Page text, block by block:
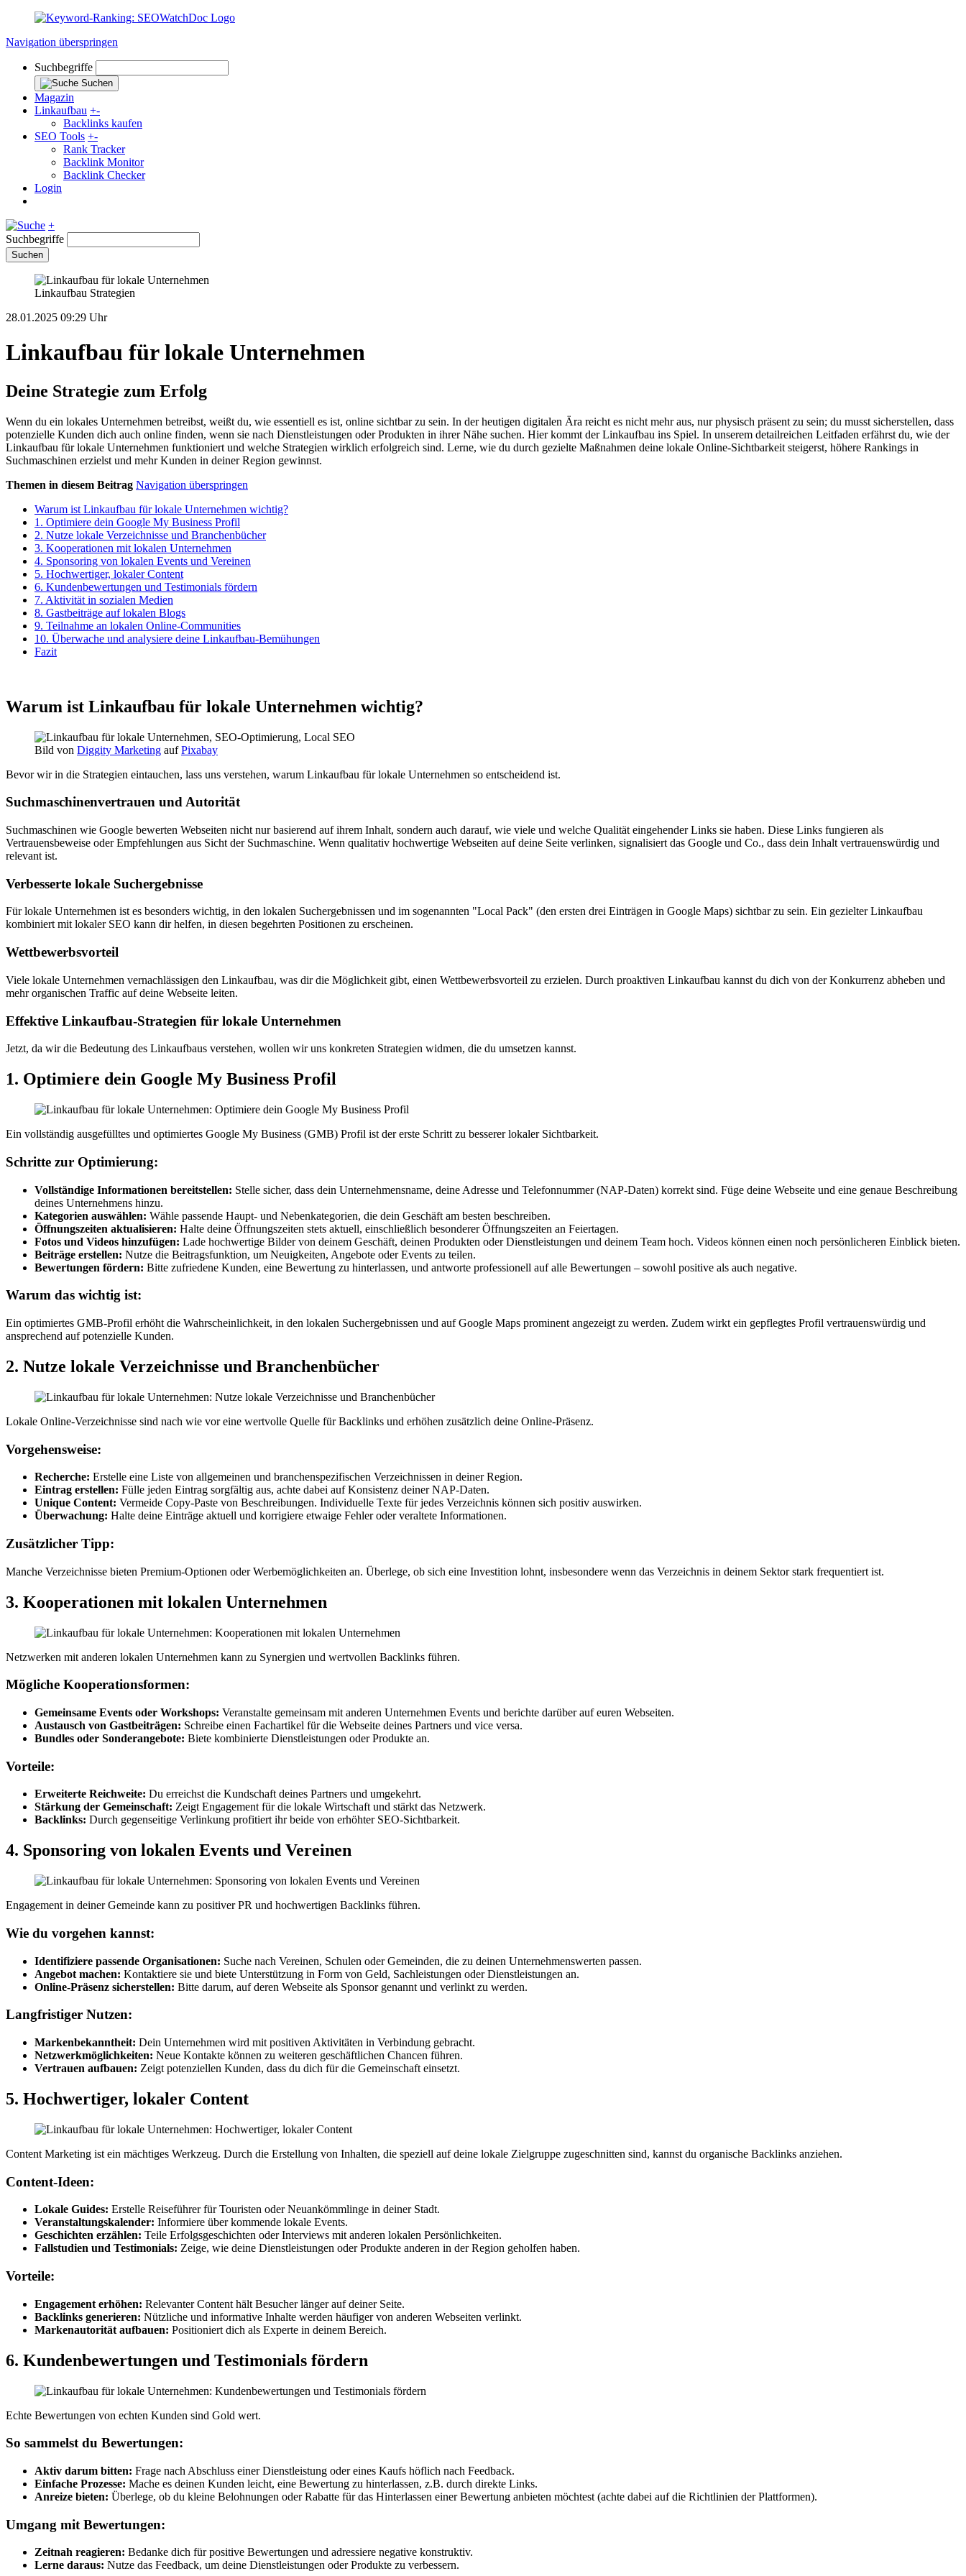
Navigation überspringen
Suchbegriffe
Suchen
Magazin
Linkaufbau +-
Backlinks kaufen
SEO Tools +-
Rank Tracker
Backlink Monitor
Backlink Checker
Login
+
Suchbegriffe
Suchen
Linkaufbau Strategien
28.01.2025 09:29 Uhr
Linkaufbau für lokale Unternehmen
Deine Strategie zum Erfolg
Wenn du ein lokales Unternehmen betreibst, weißt du, wie essentiell es ist, online sichtbar zu sein. In der heutigen digitalen Ära reicht es nicht mehr aus, nur physisch präsent zu sein; du musst sicherstellen, dass
potenzielle Kunden dich auch online finden, wenn sie nach Dienstleistungen oder Produkten in ihrer Nähe suchen. Hier kommt der Linkaufbau ins Spiel. In unserem detailreichen Leitfaden erfährst du, wie der
Linkaufbau für lokale Unternehmen funktioniert und welche Strategien wirklich erfolgreich sind. Lerne, wie du durch gezielte Maßnahmen deine lokale Online-Sichtbarkeit steigerst, höhere Rankings in
Suchmaschinen erzielst und mehr Kunden in deiner Region gewinnst.
Themen in diesem Beitrag Navigation überspringen
Warum ist Linkaufbau für lokale Unternehmen wichtig?
1. Optimiere dein Google My Business Profil
2. Nutze lokale Verzeichnisse und Branchenbücher
3. Kooperationen mit lokalen Unternehmen
4. Sponsoring von lokalen Events und Vereinen
5. Hochwertiger, lokaler Content
6. Kundenbewertungen und Testimonials fördern
7. Aktivität in sozialen Medien
8. Gastbeiträge auf lokalen Blogs
9. Teilnahme an lokalen Online-Communities
10. Überwache und analysiere deine Linkaufbau-Bemühungen
Fazit
Warum ist Linkaufbau für lokale Unternehmen wichtig?
Bild von Diggity Marketing aufPixabay
Bevor wir in die Strategien eintauchen, lass uns verstehen, warum Linkaufbau für lokale Unternehmen so entscheidend ist.
Suchmaschinenvertrauen und Autorität
Suchmaschinen wie Google bewerten Webseiten nicht nur basierend auf ihrem Inhalt, sondern auch darauf, wie viele und welche Qualität eingehender Links sie haben. Diese Links fungieren als
Vertrauensbeweise oder Empfehlungen aus Sicht der Suchmaschine. Wenn qualitativ hochwertige Webseiten auf deine Seite verlinken, signalisiert das Google und Co., dass dein Inhalt vertrauenswürdig und
relevant ist.
Verbesserte lokale Suchergebnisse
Für lokale Unternehmen ist es besonders wichtig, in den lokalen Suchergebnissen und im sogenannten "Local Pack" (den ersten drei Einträgen in Google Maps) sichtbar zu sein. Ein gezielter Linkaufbau
kombiniert mit lokaler SEO kann dir helfen, in diesen begehrten Positionen zu erscheinen.
Wettbewerbsvorteil
Viele lokale Unternehmen vernachlässigen den Linkaufbau, was dir die Möglichkeit gibt, einen Wettbewerbsvorteil zu erzielen. Durch proaktiven Linkaufbau kannst du dich von der Konkurrenz abheben und
mehr organischen Traffic auf deine Webseite leiten.
Effektive Linkaufbau-Strategien für lokale Unternehmen
Jetzt, da wir die Bedeutung des Linkaufbaus verstehen, wollen wir uns konkreten Strategien widmen, die du umsetzen kannst.
1. Optimiere dein Google My Business Profil
Ein vollständig ausgefülltes und optimiertes Google My Business (GMB) Profil ist der erste Schritt zu besserer lokaler Sichtbarkeit.
Schritte zur Optimierung:
Vollständige Informationen bereitstellen: Stelle sicher, dass dein Unternehmensname, deine Adresse und Telefonnummer (NAP-Daten) korrekt sind. Füge deine Webseite und eine genaue Beschreibung
deines Unternehmens hinzu.
Kategorien auswählen: Wähle passende Haupt- und Nebenkategorien, die dein Geschäft am besten beschreiben.
Öffnungszeiten aktualisieren: Halte deine Öffnungszeiten stets aktuell, einschließlich besonderer Öffnungszeiten an Feiertagen.
Fotos und Videos hinzufügen: Lade hochwertige Bilder von deinem Geschäft, deinen Produkten oder Dienstleistungen und deinem Team hoch. Videos können einen noch persönlicheren Einblick bieten.
Beiträge erstellen: Nutze die Beitragsfunktion, um Neuigkeiten, Angebote oder Events zu teilen.
Bewertungen fördern: Bitte zufriedene Kunden, eine Bewertung zu hinterlassen, und antworte professionell auf alle Bewertungen – sowohl positive als auch negative.
Warum das wichtig ist:
Ein optimiertes GMB-Profil erhöht die Wahrscheinlichkeit, in den lokalen Suchergebnissen und auf Google Maps prominent angezeigt zu werden. Zudem wirkt ein gepflegtes Profil vertrauenswürdig und
ansprechend auf potenzielle Kunden.
2. Nutze lokale Verzeichnisse und Branchenbücher
Lokale Online-Verzeichnisse sind nach wie vor eine wertvolle Quelle für Backlinks und erhöhen zusätzlich deine Online-Präsenz.
Vorgehensweise:
Recherche: Erstelle eine Liste von allgemeinen und branchenspezifischen Verzeichnissen in deiner Region.
Eintrag erstellen: Fülle jeden Eintrag sorgfältig aus, achte dabei auf Konsistenz deiner NAP-Daten.
Unique Content: Vermeide Copy-Paste von Beschreibungen. Individuelle Texte für jedes Verzeichnis können sich positiv auswirken.
Überwachung: Halte deine Einträge aktuell und korrigiere etwaige Fehler oder veraltete Informationen.
Zusätzlicher Tipp:
Manche Verzeichnisse bieten Premium-Optionen oder Werbemöglichkeiten an. Überlege, ob sich eine Investition lohnt, insbesondere wenn das Verzeichnis in deinem Sektor stark frequentiert ist.
3. Kooperationen mit lokalen Unternehmen
Netzwerken mit anderen lokalen Unternehmen kann zu Synergien und wertvollen Backlinks führen.
Mögliche Kooperationsformen:
Gemeinsame Events oder Workshops: Veranstalte gemeinsam mit anderen Unternehmen Events und berichte darüber auf euren Webseiten.
Austausch von Gastbeiträgen: Schreibe einen Fachartikel für die Webseite deines Partners und vice versa.
Bundles oder Sonderangebote: Biete kombinierte Dienstleistungen oder Produkte an.
Vorteile:
Erweiterte Reichweite: Du erreichst die Kundschaft deines Partners und umgekehrt.
Stärkung der Gemeinschaft: Zeigt Engagement für die lokale Wirtschaft und stärkt das Netzwerk.
Backlinks: Durch gegenseitige Verlinkung profitiert ihr beide von erhöhter SEO-Sichtbarkeit.
4. Sponsoring von lokalen Events und Vereinen
Engagement in deiner Gemeinde kann zu positiver PR und hochwertigen Backlinks führen.
Wie du vorgehen kannst:
Identifiziere passende Organisationen: Suche nach Vereinen, Schulen oder Gemeinden, die zu deinen Unternehmenswerten passen.
Angebot machen: Kontaktiere sie und biete Unterstützung in Form von Geld, Sachleistungen oder Dienstleistungen an.
Online-Präsenz sicherstellen: Bitte darum, auf deren Webseite als Sponsor genannt und verlinkt zu werden.
Langfristiger Nutzen:
Markenbekanntheit: Dein Unternehmen wird mit positiven Aktivitäten in Verbindung gebracht.
Netzwerkmöglichkeiten: Neue Kontakte können zu weiteren geschäftlichen Chancen führen.
Vertrauen aufbauen: Zeigt potenziellen Kunden, dass du dich für die Gemeinschaft einsetzt.
5. Hochwertiger, lokaler Content
Content Marketing ist ein mächtiges Werkzeug. Durch die Erstellung von Inhalten, die speziell auf deine lokale Zielgruppe zugeschnitten sind, kannst du organische Backlinks anziehen.
Content-Ideen:
Lokale Guides: Erstelle Reiseführer für Touristen oder Neuankömmlinge in deiner Stadt.
Veranstaltungskalender: Informiere über kommende lokale Events.
Geschichten erzählen: Teile Erfolgsgeschichten oder Interviews mit anderen lokalen Persönlichkeiten.
Fallstudien und Testimonials: Zeige, wie deine Dienstleistungen oder Produkte anderen in der Region geholfen haben.
Vorteile:
Engagement erhöhen: Relevanter Content hält Besucher länger auf deiner Seite.
Backlinks generieren: Nützliche und informative Inhalte werden häufiger von anderen Webseiten verlinkt.
Markenautorität aufbauen: Positioniert dich als Experte in deinem Bereich.
6. Kundenbewertungen und Testimonials fördern
Echte Bewertungen von echten Kunden sind Gold wert.
So sammelst du Bewertungen:
Aktiv darum bitten: Frage nach Abschluss einer Dienstleistung oder eines Kaufs höflich nach Feedback.
Einfache Prozesse: Mache es deinen Kunden leicht, eine Bewertung zu hinterlassen, z.B. durch direkte Links.
Anreize bieten: Überlege, ob du kleine Belohnungen oder Rabatte für das Hinterlassen einer Bewertung anbieten möchtest (achte dabei auf die Richtlinien der Plattformen).
Umgang mit Bewertungen:
Zeitnah reagieren: Bedanke dich für positive Bewertungen und adressiere negative konstruktiv.
Lerne daraus: Nutze das Feedback, um deine Dienstleistungen oder Produkte zu verbessern.